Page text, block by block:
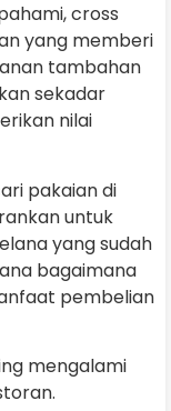
cross
yang memberi
tambahan
sekadar
nilai
pakaian di
untuk
yang sudah
bagaimana
pembelian
mengalami